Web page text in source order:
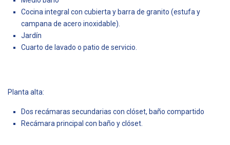
Cocina integral con cubierta y barra de granito (estufa y
campana de acero inoxidable).
Jardín
Cuarto de lavado o patio de servicio.
Planta alta:
Dos recámaras secundarias con clóset, baño compartido
Recámara principal con baño y clóset.